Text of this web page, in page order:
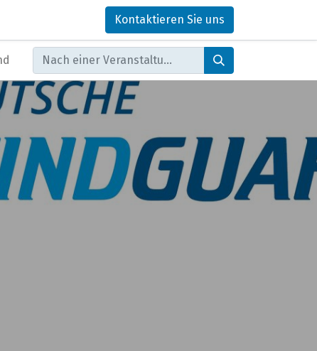
Kontaktieren Sie uns